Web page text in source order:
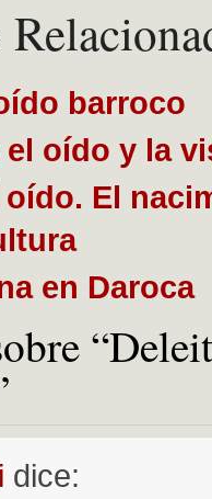
barroco
oído y la
El
en Daroca
dice: